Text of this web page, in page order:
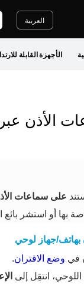
العربية
الأجهزة القابلة
الأذن
على سماعات
بها أو استشر بائع
جهاز لوحي
في وضع الاقتران.
انتقِل إلى